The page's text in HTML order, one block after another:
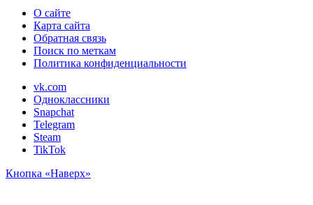
О сайте
Карта сайта
Обратная связь
Поиск по меткам
Политика конфиденциальности
vk.com
Одноклассники
Snapchat
Telegram
Steam
TikTok
Кнопка «Наверх»